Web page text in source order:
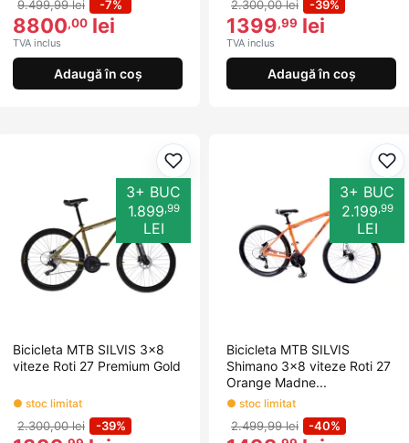
9.499,99 lei -7%
8800,00 lei
TVA inclus
Adaugă în coș
2.300,00 lei -39%
1399,99 lei
TVA inclus
Adaugă în coș
Adaugă la favorite
3+ BUC
1.899 ,99
LEI
Bicicleta MTB SILVIS 3x8
viteze Roti 27 Premium Gold
● stoc limitat
2.300,00 lei -39%
3+ BUC
2.199 ,99
LEI
Bicicleta MTB SILVIS
Shimano 3x8 viteze Roti 27
Orange Madne...
● stoc limitat
2.499,99 lei -40%